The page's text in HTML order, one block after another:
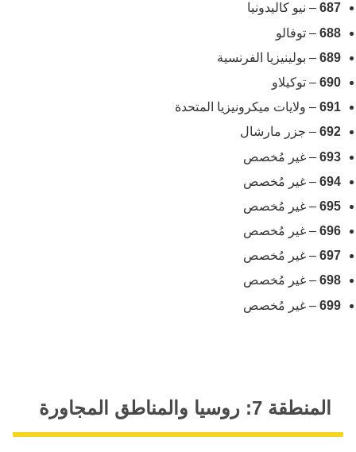
687 – نيو كاليدونيا
688 – توفالو
689 – بولينيزيا الفرنسية
690 – توكيلاو
691 – ولايات ميكرونيزيا المتحدة
692 – جزر مارشال
693 – غير مُخصص
694 – غير مُخصص
695 – غير مُخصص
696 – غير مُخصص
697 – غير مُخصص
698 – غير مُخصص
699 – غير مُخصص
المنطقة 7: روسيا والمناطق المجاورة